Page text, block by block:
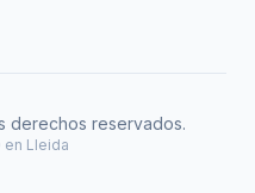
derechos reservados.
Lleida